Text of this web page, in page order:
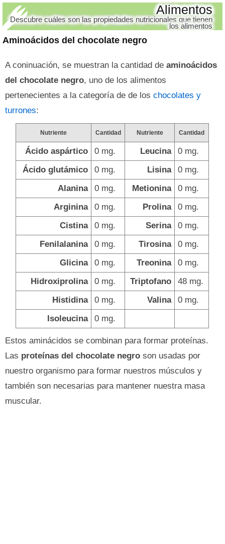
Aminoácidos del chocolate negro
Alimentos
Descubre cuáles son las propiedades nutricionales que tienen
los alimentos
A coninuación, se muestran la cantidad de aminoácidos
del chocolate negro, uno de los alimentos
pertenecientes a la categoría de de los chocolates y
turrones:
Nutriente Cantidad Nutriente Cantidad
Ácido aspártico 0 mg. Leucina
0 mg.
Ácido glutámico
0 mg. Lisina
0 mg.
Alanina
0 mg. Metionina
0 mg.
Arginina
0 mg. Prolina
0 mg.
Cistina
0 mg. Serina
0 mg.
Fenilalanina
0 mg. Tirosina
0 mg.
Glicina
0 mg. Treonina
0 mg.
Hidroxiprolina
0 mg. Triptofano
48 mg.
Histidina
0 mg. Valina
0 mg.
Isoleucina
0 mg.
Estos aminácidos se combinan para formar proteínas.
Las proteínas del chocolate negro son usadas por
nuestro organismo para formar nuestros músculos y
también son necesarias para mantener nuestra masa
muscular.